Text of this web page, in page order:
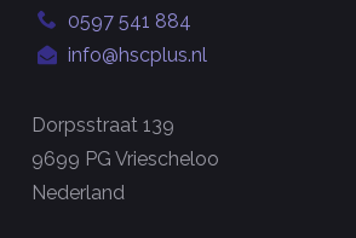
0597 541 884
info@hscplus.nl
Dorpsstraat 139
9699 PG Vriescheloo
Nederland